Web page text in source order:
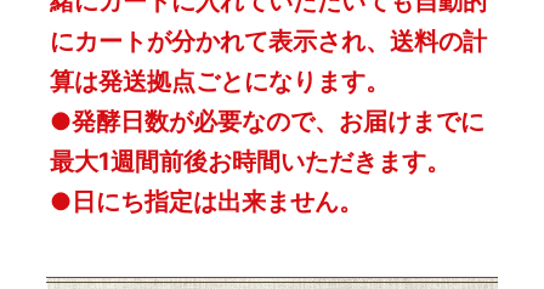
にカートが分かれて表示され、送料の計
算は発送拠点ごとになります。
●発酵日数が必要なので、お届けまでに
最大1週間前後お時間いただきます。
●日にち指定は出来ません。